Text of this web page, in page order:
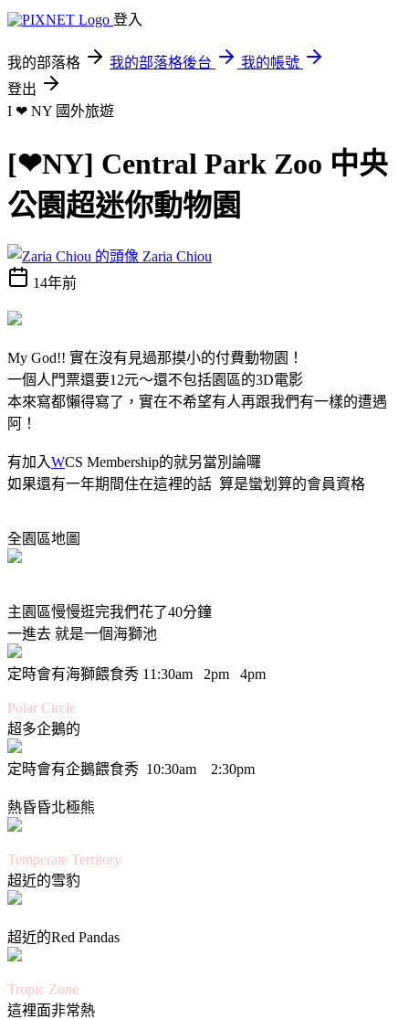
登入
我的部落格 我的部落格後台
我的帳號
登出
I ❤ NY 國外旅遊
[❤NY] Central Park Zoo 中央
公園超迷你動物園
Zaria Chiou
14年前
My God!! 實在沒有見過那摸小的付費動物園！
一個人門票還要12元～還不包括園區的3D電影
本來寫都懶得寫了，實在不希望有人再跟我們有一樣的遭遇
阿！
有加入WCS Membership的就另當別論囉
如果還有一年期間住在這裡的話 算是蠻划算的會員資格
全園區地圖
主園區慢慢逛完我們花了40分鐘
一進去 就是一個海獅池
定時會有海獅餵食秀 11:30am 2pm 4pm
Polar Circle
超多企鵝的
定時會有企鵝餵食秀 10:30am 2:30pm
熱昏昏北極熊
Temperate Territory
超近的雪豹
超近的Red Pandas
Tropic Zone
這裡面非常熱